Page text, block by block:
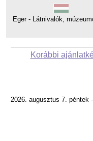
Eger - Látnivalók,
Korábbi
2026. augusztus 7. péntek